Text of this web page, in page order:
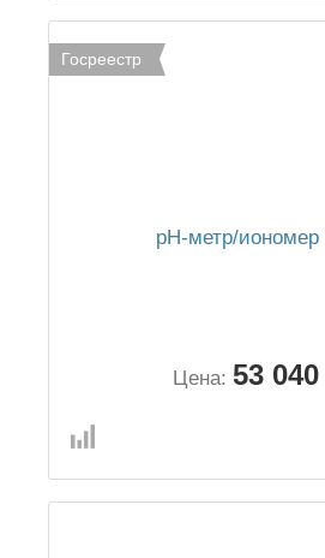
Госреестр
pH-метр/
Цена: 53 040